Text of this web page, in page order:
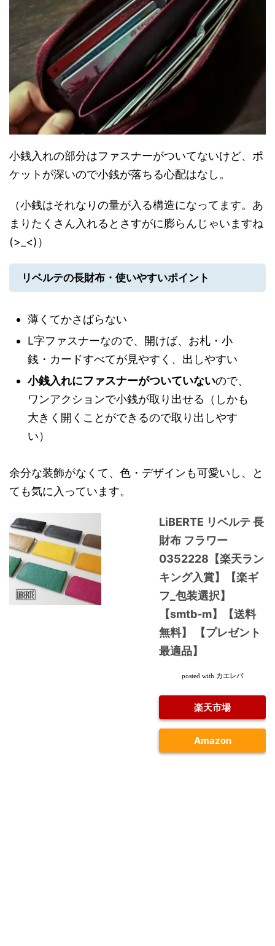
小銭入れの部分はファスナーがついてないけど、ポ
ケットが深いので小銭が落ちる心配はなし。
（小銭はそれなりの量が入る構造になってます。あ
まりたくさん入れるとさすがに膨らんじゃいますね
(>_<)）
リベルテの長財布・使いやすいポイント
薄くてかさばらない
L字ファスナーなので、開けば、お札・小
銭・カードすべてが見やすく、出しやすい
小銭入れにファスナーがついていないので、
ワンアクションで小銭が取り出せる（しかも
大きく開くことができるので取り出しやす
い）
余分な装飾がなくて、色・デザインも可愛いし、と
ても気に入っています。
LiBERTE リベルテ 長
財布 フラワー
0352228【楽天ラン
キング入賞】【楽ギ
フ_包装選択】
【smtb-m】【送料
無料】 【プレゼント
最適品】
posted with カエレバ
楽天市場
Amazon